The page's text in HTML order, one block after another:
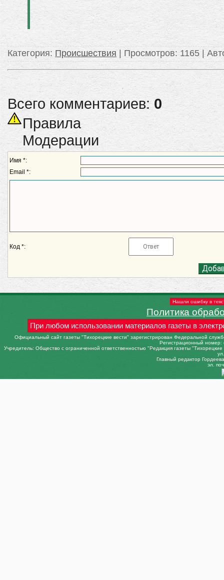
Категория: Происшествия Просмотров: 1165 |
Всего комментариев: 0
Правила
Модерации
Имя *:
Email *:
Код *:
Нашли ошибку в
Политика
При любом использовании материалов газеты в
Официальный сайт газеты "Тихорецкие вести" зарегистрирован Федеральной
Регистрационный
Учредитель: Общество с ограниченной ответственностью "Редакция газеты
Главный редактор
эл.